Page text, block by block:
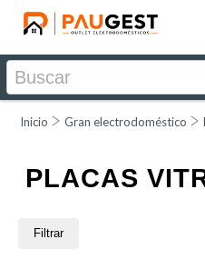
Inicio Gran electrodoméstico
PLACAS
Filtrar